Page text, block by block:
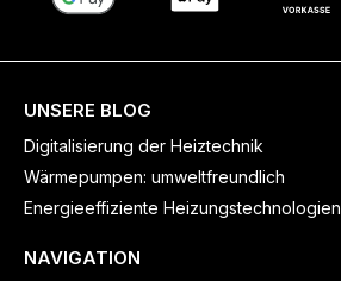
UNSERE BLOG
Digitalisierung der Heiztechnik
Wärmepumpen: umweltfreundlich
Energieeffiziente Heizungstechnologien
NAVIGATION